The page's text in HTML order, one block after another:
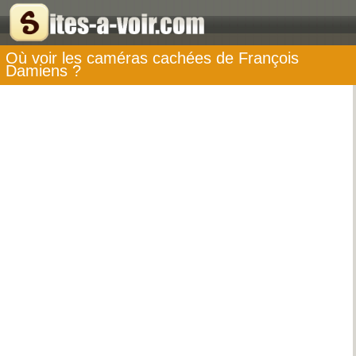
Où voir les caméras cachées de François
Damiens ?